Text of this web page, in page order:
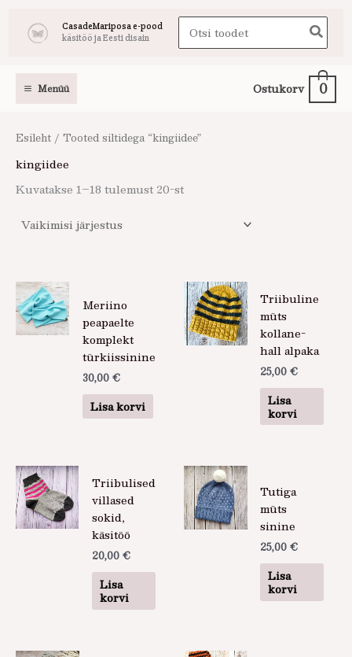
CasadeMariposa e-pood
käsitöö ja Eesti disain
Search
for:
Menüü Ostukorv 0
Esileht / Tooted siltidega “kingiidee”
kingiidee
Kuvatakse 1–18 tulemust 20-st
Meriino
peapaelte
komplekt
türkiissinine
30,00 €
Lisa korvi
Triibuline
müts
kollane-
hall alpaka
25,00 €
Lisa
korvi
Triibulised
villased
sokid,
käsitöö
20,00 €
Lisa
korvi
Tutiga
müts
sinine
25,00 €
Lisa
korvi